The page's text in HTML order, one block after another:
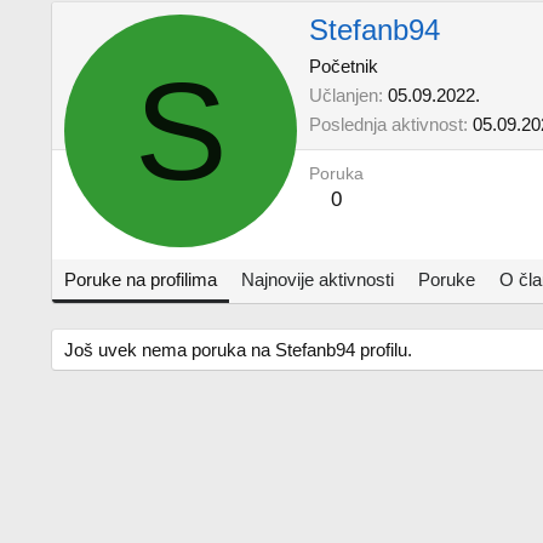
S
Stefanb94
Početnik
Učlanjen 05.09.2022.
Poslednja aktivnost
Poruka
0
Poruke na profilima Najnovije aktivnosti Poruke O
Još uvek nema poruka na Stefanb94 profilu.